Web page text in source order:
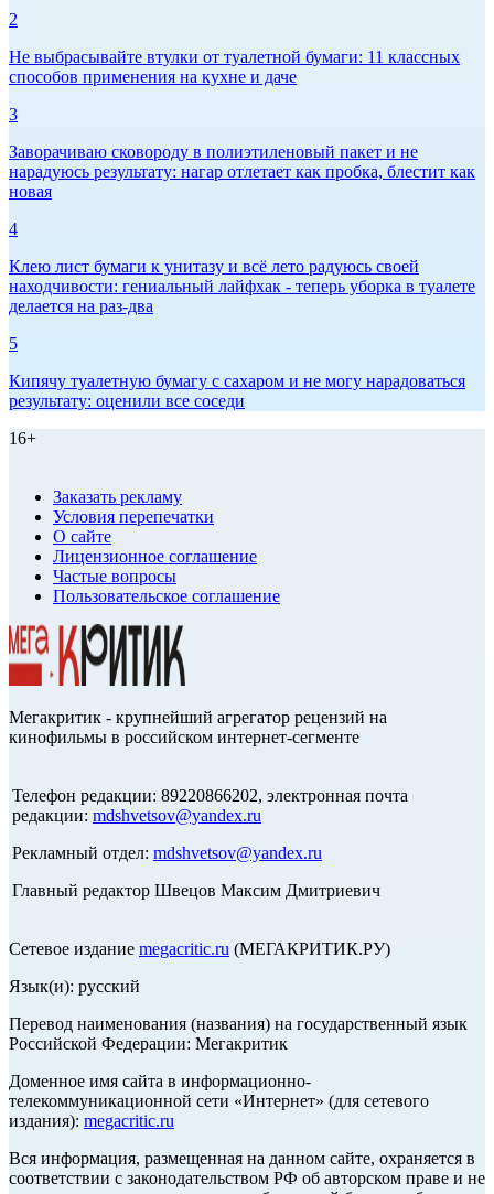
2
Не выбрасывайте втулки от туалетной бумаги: 11 классных
способов применения на кухне и даче
3
Заворачиваю сковороду в полиэтиленовый пакет и не
нарадуюсь результату: нагар отлетает как пробка, блестит как
новая
4
Клею лист бумаги к унитазу и всё лето радуюсь своей
находчивости: гениальный лайфхак - теперь уборка в туалете
делается на раз-два
5
Кипячу туалетную бумагу с сахаром и не могу нарадоваться
результату: оценили все соседи
16+
Заказать рекламу
Условия перепечатки
О сайте
Лицензионное соглашение
Частые вопросы
Пользовательское соглашение
Мегакритик - крупнейший агрегатор рецензий на
кинофильмы в российском интернет-сегменте
Телефон редакции: 89220866202, электронная почта
редакции: mdshvetsov@yandex.ru
Рекламный отдел: mdshvetsov@yandex.ru
Главный редактор Швецов Максим Дмитриевич
Сетевое издание megacritic.ru (МЕГАКРИТИК.РУ)
Язык(и): русский
Перевод наименования (названия) на государственный язык
Российской Федерации: Мегакритик
Доменное имя сайта в информационно-
телекоммуникационной сети «Интернет» (для сетевого
издания): megacritic.ru
Вся информация, размещенная на данном сайте, охраняется в
соответствии с законодательством РФ об авторском праве и не